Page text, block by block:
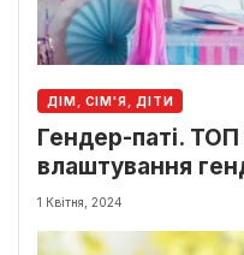
ДІМ, СІМ'Я, ДІТИ
Гендер-паті. ТОП
влаштування
1 Квітня, 2024